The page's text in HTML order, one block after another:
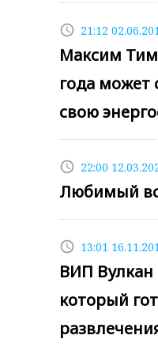
access_time 21:12
Максим
года может
свою
access_time 22:00
Любимый
access_time 13:01
ВИП
который